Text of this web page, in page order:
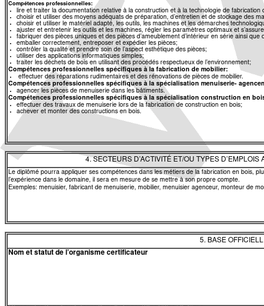
Compétences professionnelles:
lire et traiter la documentation relative à la construction et à la technologie de
choisir et utiliser des moyens adéquats de préparation, d’entretien et de stockage des
choisir et utiliser le matériel adapté, les outils, les machines et les démarches
ajuster et entretenir les outils et les machines, régler les paramètres optimaux et
fabriquer des pièces uniques et des pièces d’ameublement d’intérieur en série ainsi
emballer correctement, entreposer et expédier les pièces;
contrôler la qualité et prendre soin de l’aspect esthétique des pièces;
utiliser des applications informatiques simples;
traiter les déchets de bois en utilisant des procédés respectueux de l’environnement;
Compétences professionnelles spécifiques à la fabrication de mobilier:
effectuer des réparations rudimentaires et des rénovations de pièces de mobilier.
Compétences professionnelles spécifiques à la spécialisation menuiserie-
agencer les pièces de menuiserie dans les bâtiments.
Compétences professionnelles spécifiques à la spécialisation construction en
effectuer des travaux de menuiserie lors de la fabrication de construction en bois;
achever et monter des constructions en bois.
4. SECTEURS D’ACTIVITÉ ET/OU TYPES
Le diplômé pourra appliquer ses compétences dans les métiers de la fabrication en bois,
l’expérience dans le domaine, il sera en mesure de se mettre à son propre compte.
Exemples: menuisier, fabricant de menuiserie, mobilier, menuisier agenceur, monteur de
5. BASE
Nom et statut de l’organisme certificateur